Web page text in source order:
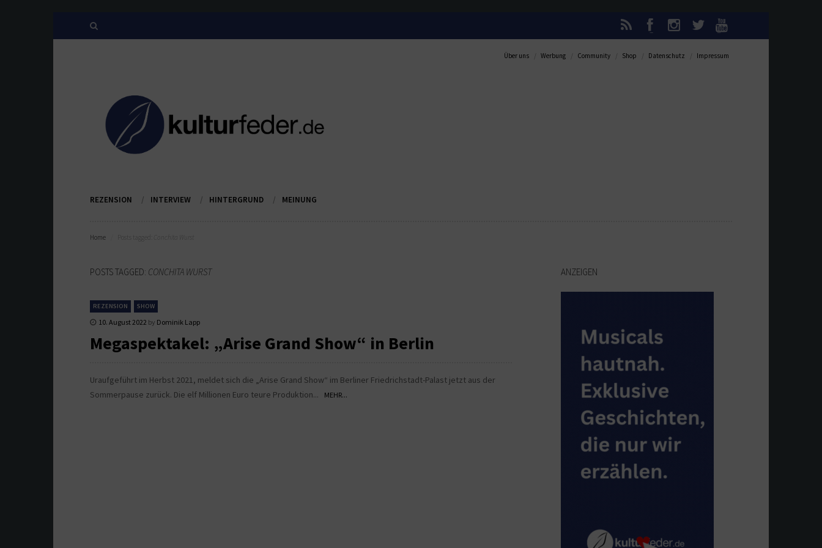
Über uns Werbung Community Shop Datenschutz Impressum
REZENSION INTERVIEW HINTERGRUND MEINUNG
Home
POSTS TAGGED: CONCHITA WURST
REZENSION SHOW
10. August 2022 by Dominik Lapp
Megaspektakel: „Arise Grand Show“ in Berlin
Uraufgeführt im Herbst 2021, meldet sich die „Arise Grand Show“ im Berliner Friedrichstadt-Palast jetzt aus der
Sommerpause zurück. Die elf Millionen Euro teure Produktion...
MEHR...
ANZEIGEN